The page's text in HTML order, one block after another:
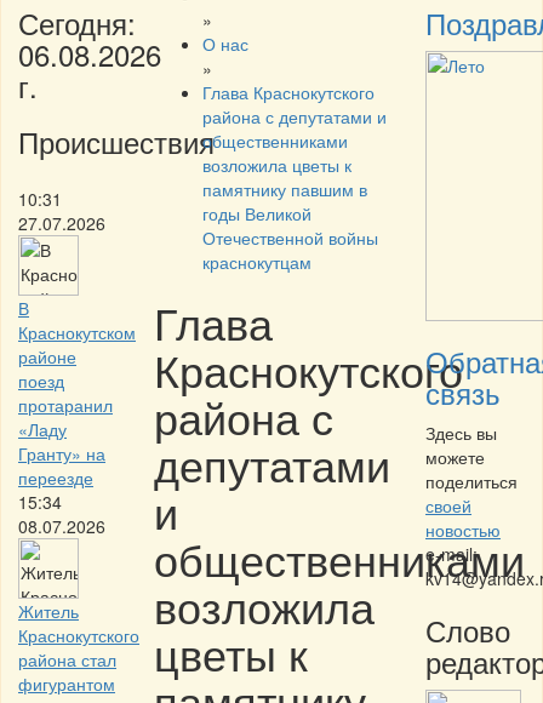
Сегодня:
06.08.2026
г.
Происшествия
10:31
27.07.2026
В
Краснокутском
районе
поезд
протаранил
«Ладу
Гранту» на
переезде
15:34
08.07.2026
Житель
Краснокутского
района стал
фигурантом
»
О нас
»
Глава Краснокутского
района с депутатами и
общественниками
возложила цветы к
памятнику павшим в
годы Великой
Отечественной войны
краснокутцам
Глава
Краснокутского
района с
депутатами
и
общественниками
возложила
цветы к
связь
Здесь вы
можете
поделиться
своей
новостью
e-mail:
Слово